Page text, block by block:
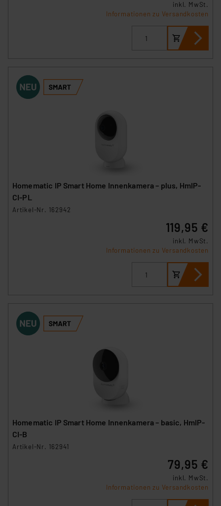
inkl. MwSt.
Informationen zu Versandkosten
Homematic IP Smart Home Innenkamera – plus, HmIP-
CI-PL
Artikel-Nr. 162942
119,95 €
inkl. MwSt.
Informationen zu Versandkosten
Homematic IP Smart Home Innenkamera – basic, HmIP-
CI-B
Artikel-Nr. 162941
79,95 €
inkl. MwSt.
Informationen zu Versandkosten